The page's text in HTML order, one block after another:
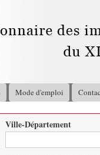
Mode d'emploi
Ville-Département